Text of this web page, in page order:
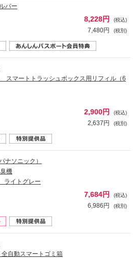
バー
8,228円 (税込)
7,480円 (税別)
スマートトラッシュボックス用リフィル（6
2,900円 (税込)
2,637円 (税別)
ナソニック）
機
イトグレー
7,684円 (税込)
6,986円 (税別)
自動スマートゴミ箱